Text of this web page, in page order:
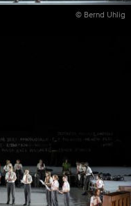
© Bernd Uhlig